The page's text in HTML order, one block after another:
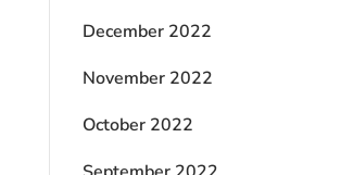
December 2022
November 2022
October 2022